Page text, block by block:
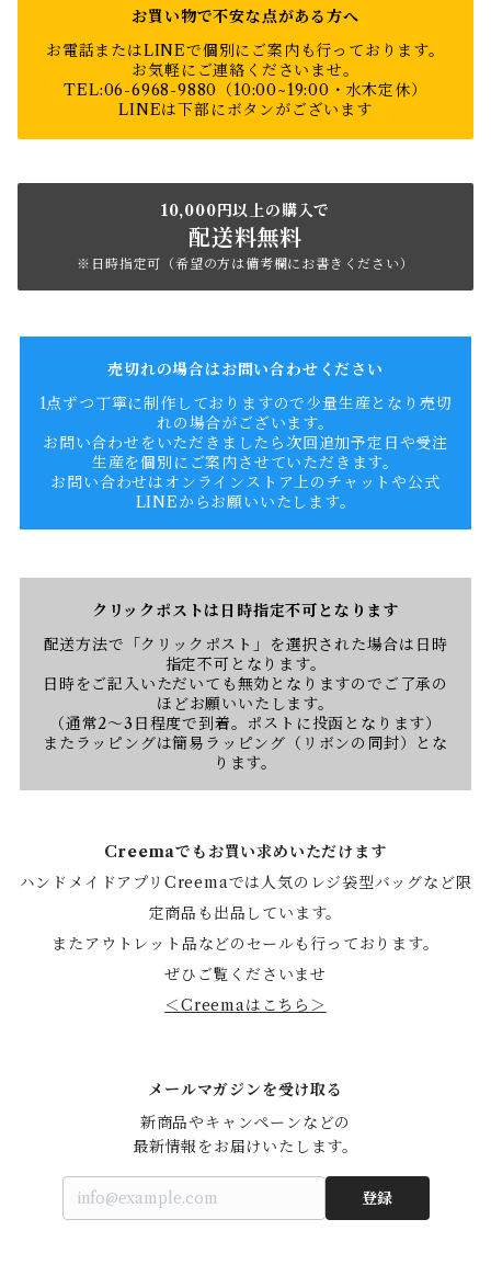
お買い物で不安な点がある方へ
お電話またはLINEで個別にご案内も行っております。
お気軽にご連絡くださいませ。
TEL:06-6968-9880（10:00~19:00・水木定休）
LINEは下部にボタンがございます
10,000円以上の購入で
配送料無料
※日時指定可（希望の方は備考欄にお書きください）
売切れの場合はお問い合わせください
1点ずつ丁寧に制作しておりますので少量生産となり売切
れの場合がございます。
お問い合わせをいただきましたら次回追加予定日や受注
生産を個別にご案内させていただきます。
お問い合わせはオンラインストア上のチャットや公式
LINEからお願いいたします。
クリックポストは日時指定不可となります
配送方法で「クリックポスト」を選択された場合は日時
指定不可となります。
日時をご記入いただいても無効となりますのでご了承の
ほどお願いいたします。
（通常2〜3日程度で到着。ポストに投函となります）
またラッピングは簡易ラッピング（リボンの同封）とな
ります。
Creemaでもお買い求めいただけます
ハンドメイドアプリCreemaでは人気のレジ袋型バッグなど限
定商品も出品しています。
またアウトレット品などのセールも行っております。
ぜひご覧くださいませ
＜Creemaはこちら＞
メールマガジンを受け取る
新商品やキャンペーンなどの
最新情報をお届けいたします。
登録